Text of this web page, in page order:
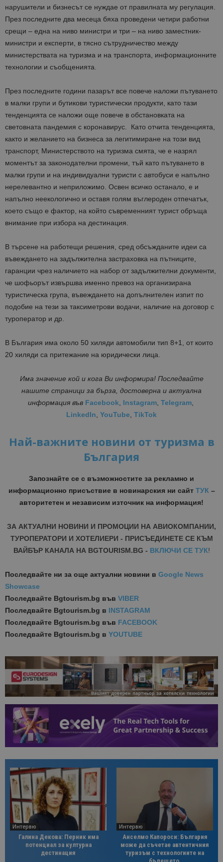
нарушители и бизнесът се нуждае от правилната му регулация.
През последните два месеца бяха проведени четири работни
срещи – една на ниво министри и три – на ниво заместник-
министри и експерти, в тясно сътрудничество между
министерствата на туризма и на транспорта, информационните
технологии и съобщенията.
През последните години пазарът все повече наложи пътуването
в малки групи и бутикови туристически продукти, като тази
тенденцията се наложи още повече в обстановката на
световната пандемия с коронавирус. Като отчита тенденцията,
както и желанието на бизнеса за легитимиране на този вид
транспорт, Министерството на туризма смята, че е назрял
моментът за законодателни промени, тъй като пътуването в
малки групи и на индивидуални туристи с автобуси е напълно
нерелевантно и неприложимо. Освен всичко останало, е и
напълно неекологично и оставя голям въглероден отпечатък,
което също е фактор, на който съвременният турист обръща
внимание при избора на дестинация.
В търсене на работещи решения, сред обсъжданите идеи са
въвеждането на задължителна застраховка на пътниците,
гаранции чрез наличието на набор от задължителни документи,
че шофьорът извършва именно превоз на организирана
туристическа група, въвеждането на допълнителен изпит по
подобие на тези за таксиметрови водачи, наличие на договор с
туроператор и др.
В България има около 50 хиляди автомобили тип 8+1, от които
20 хиляди са притежание на юридически лица.
Има значение кой и кога Ви информира! Последвайте
нашите страници за бърза, достоверна и актуална
информация във Facebook, Instagram, Telegram,
LinkedIn, YouTube, TikTok
Най-важните новини от туризма в
България
Запознайте се с възможностите за рекламно и
информационно присъствие в новинарския ни сайт ТУК–
авторитетен и независим източник на информация!
ЗА АКТУАЛНИ НОВИНИ И ПРОМОЦИИ НА АВИОКОМПАНИИ,
ТУРОПЕРАТОРИ И ХОТЕЛИЕРИ - ПРИСЪЕДИНЕТЕ СЕ КЪМ
ВАЙБЪР КАНАЛА НА BGTOURISM.BG - ВКЛЮЧИ СЕ ТУК!
Последвайте ни за още актуални новини в Google News
Showcase
Последвайте Bgtourism.bg във VIBER
Последвайте Bgtourism.bg в INSTAGRAM
Последвайте Bgtourism.bg във FACEBOOK
Последвайте Bgtourism.bg в YOUTUBE
Интервю
Галина Декова: Перник има
потенциал за културна
дестинация
Интервю
Анселмо Капороси: България
може да съчетае автентичния
туризъм с технологиите на